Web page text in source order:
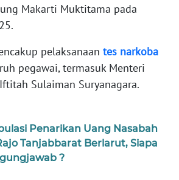
Makarti Muktitama pada
pelaksanaan tes narkoba
pegawai, termasuk Menteri
Sulaiman Suryanagara.
Penarikan Uang Nasabah
Tanjabbarat Berlarut, Siapa
?